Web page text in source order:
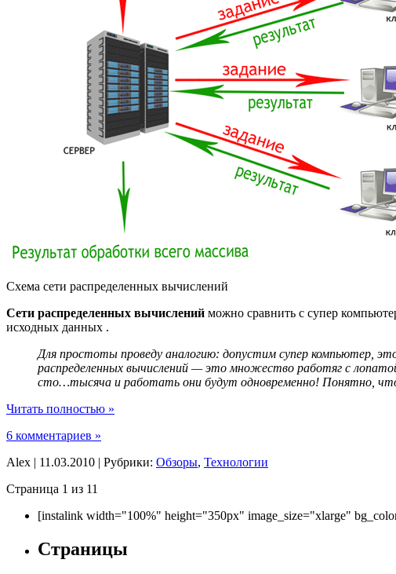
Схема сети распределенных вычислений
Сети распределенных вычислений можно сравнить с супер
исходных данных .
Для простоты проведу аналогию: допустим супер компьютер,
распределенных вычислений — это множество работяг с
сто…тысяча и работать они будут одновременно! Понятно,
Читать полностью »
6 комментариев »
Alex | 11.03.2010 | Рубрики: Обзоры, Технологии
Страница 1 из 11
[instalink width="100%" height="350px" image_size="xlarge"
Страницы